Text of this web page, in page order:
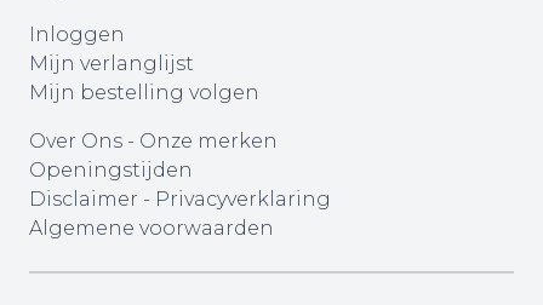
Inloggen
Mijn verlanglijst
Mijn bestelling volgen
Over Ons - Onze merken
Openingstijden
Disclaimer - Privacyverklaring
Algemene voorwaarden